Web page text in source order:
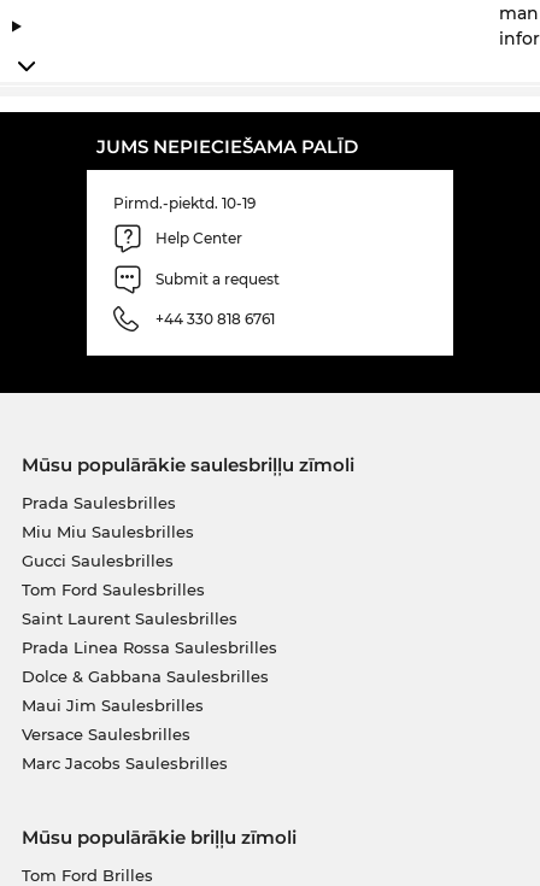
JUMS NEPIECIEŠAMA PALĪD
Pirmd.-piektd. 10-19
Help Center
Submit a request
+44 330 818 6761
Mūsu populārākie saulesbriļļu zīmoli
Prada Saulesbrilles
Miu Miu Saulesbrilles
Gucci Saulesbrilles
Tom Ford Saulesbrilles
Saint Laurent Saulesbrilles
Prada Linea Rossa Saulesbrilles
Dolce & Gabbana Saulesbrilles
Maui Jim Saulesbrilles
Versace Saulesbrilles
Marc Jacobs Saulesbrilles
Mūsu populārākie briļļu zīmoli
Tom Ford Brilles